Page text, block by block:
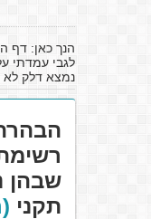
הנך כאן:דף
לגבי עמדתי
נמצא דלק לא
שבהן
תקני